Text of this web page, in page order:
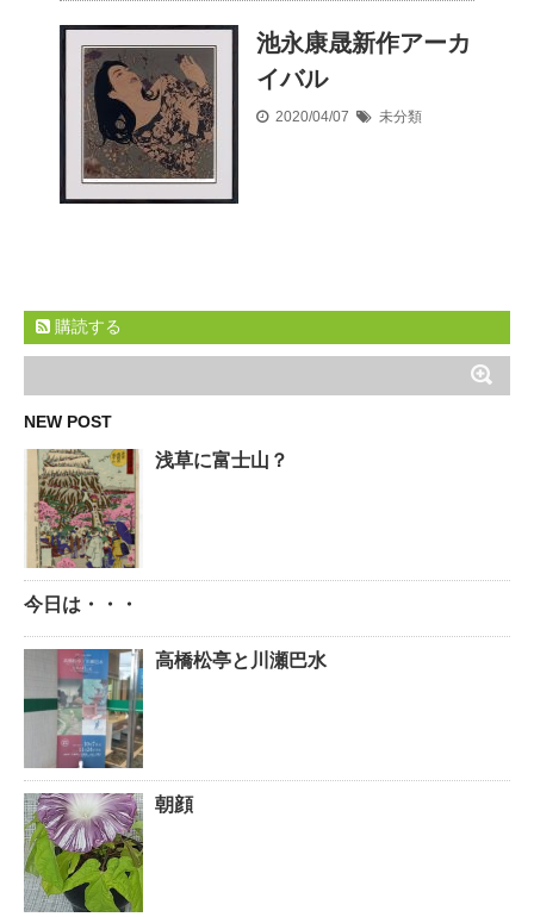
池永康晟新作アーカ
イバル
2020/04/07 未分類
購読する
NEW POST
浅草に富士山？
今日は・・・
高橋松亭と川瀬巴水
朝顔